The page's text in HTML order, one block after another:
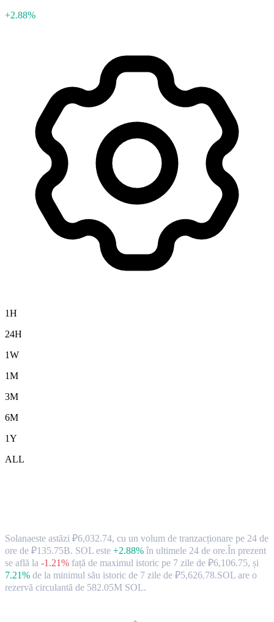
+2.88%
1H
24H
1W
1M
3M
6M
1Y
ALL
Solanaeste astăzi ₽6,032.74, cu un volum de tranzacționare pe 24 de
ore de ₽135.75B. SOL este +2.88% în ultimele 24 de ore.În prezent
se află la -1.21% față de maximul istoric pe 7 zile de ₽6,106.75, și
7.21% de la minimul său istoric de 7 zile de ₽5,626.78.SOL are o
rezervă circulantă de 582.05M SOL.